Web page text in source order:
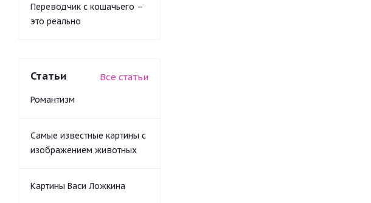
Переводчик с кошачьего –
это реально
Статьи Все статьи
Романтизм
Самые известные картины с
изображением животных
Картины Васи Ложкина